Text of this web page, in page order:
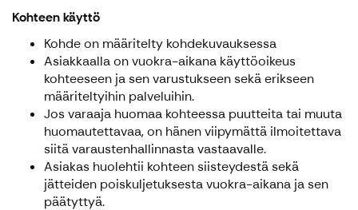
Kohteen käyttö
Kohde on määritelty kohdekuvauksessa
Asiakkaalla on vuokra-aikana käyttöoikeus
kohteeseen ja sen varustukseen sekä erikseen
määriteltyihin palveluihin.
Jos varaaja huomaa kohteessa puutteita tai muuta
huomautettavaa, on hänen viipymättä ilmoitettava
siitä varaustenhallinnasta vastaavalle.
Asiakas huolehtii kohteen siisteydestä sekä
jätteiden poiskuljetuksesta vuokra-aikana ja sen
päätyttyä.